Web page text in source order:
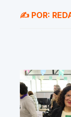
✍️ POR: